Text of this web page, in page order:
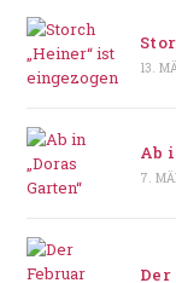
13.
Ab
7.